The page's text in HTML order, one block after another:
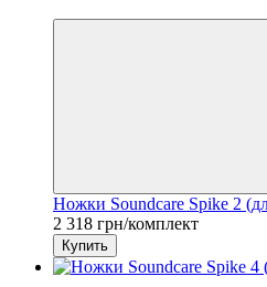
Ножки Soundcare Spike 2
2 318 грн/комплект
Купить